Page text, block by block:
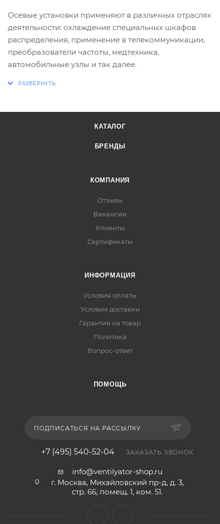
Осевые установки применяют в различных отраслях
деятельности: охлаждение специальных шкафов
распределения, применение в телекоммуникации,
преобразователи частоты, медтехника,
автомобильные узлы и так далее.
КАТАЛОГ
БРЕНДЫ
КОМПАНИЯ
Отзывы
Вакансии
Клиенты
Сертификаты
ИНФОРМАЦИЯ
Условия оплаты
Условия доставки
Гарантия на товар
Политика
Вопрос-ответ
ПОМОЩЬ
ПОДПИСАТЬСЯ НА РАССЫЛКУ
+7 (495) 540-52-04 ЗАКАЗАТЬ ЗВОНОК
info@ventilyator-shop.ru
г. Москва, Михайловский пр-д, д. 3,
cтр. 66, помещ. 1, ком. 51.